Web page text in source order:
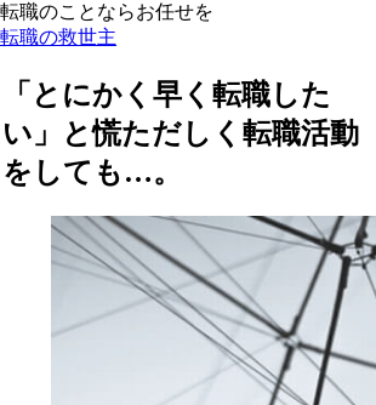
転職のことならお任せを
転職の救世主
「とにかく早く転職した
い」と慌ただしく転職活動
をしても…。